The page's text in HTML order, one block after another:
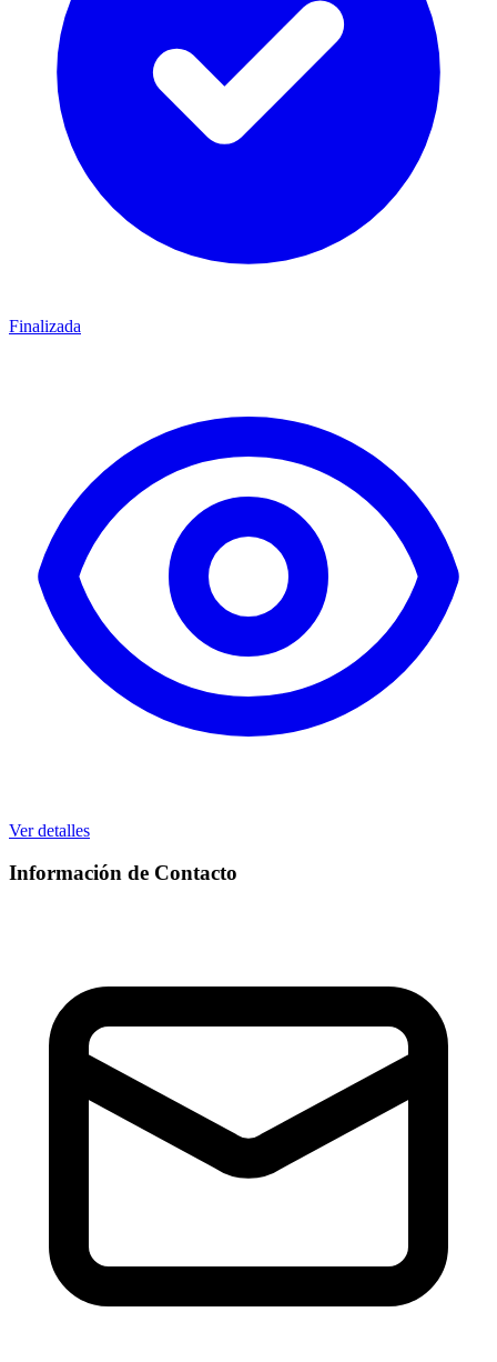
Finalizada
Ver detalles
Información de Contacto